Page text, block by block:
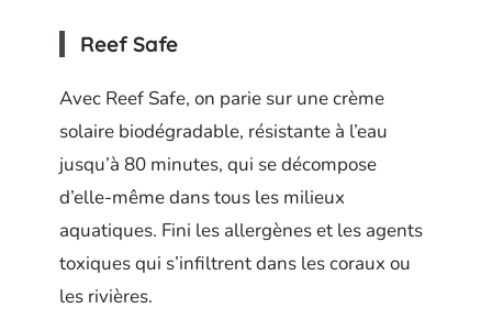
Reef Safe
Avec Reef Safe, on parie sur une crème
solaire biodégradable, résistante à l’eau
jusqu’à 80 minutes, qui se décompose
d’elle-même dans tous les milieux
aquatiques. Fini les allergènes et les agents
toxiques qui s’infiltrent dans les coraux ou
les rivières.